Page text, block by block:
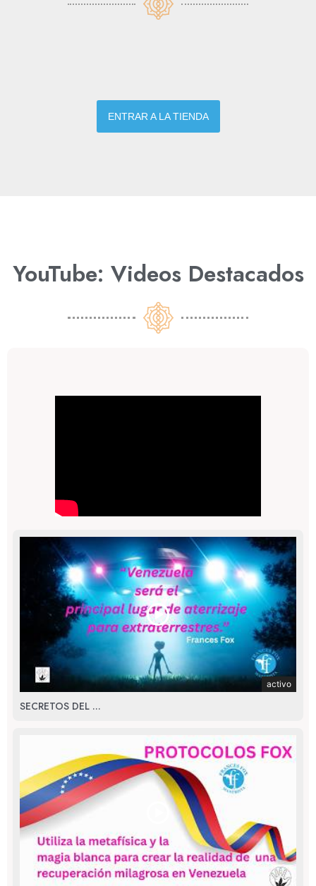
ENTRAR A LA TIENDA
YouTube: Videos Destacados
activo
SECRETOS DEL ...